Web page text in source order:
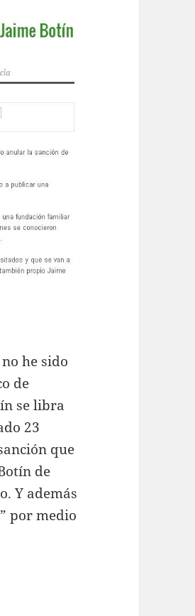
he sido
de
se libra
23
que
de
Y además
por medio